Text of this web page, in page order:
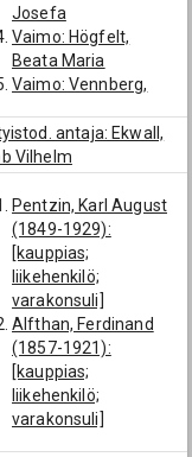
Josefa
Vaimo: Högfelt,
Beata Maria
Vaimo: Vennberg,
Miniä: Strömberg,
Emilia
antaja: Ekwall,
Vilhelm
Pentzin, Karl August
(1849-1929):
[kauppias;
liikehenkilö;
varakonsuli]
Alfthan, Ferdinand
(1857-1921):
[kauppias;
liikehenkilö;
varakonsuli]